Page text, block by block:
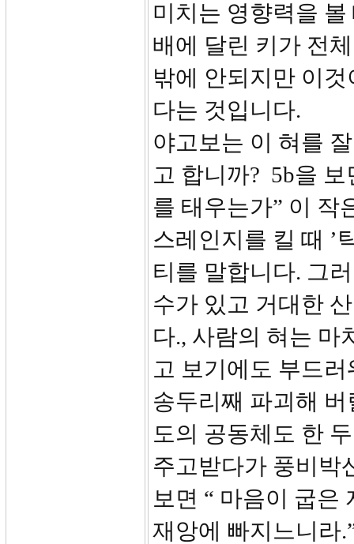
미치는 영향력을
배에 달린 키가 전
밖에 안되지만 이
다는 것입니다.
야고보는 이 혀를
고 합니까? 5b을
를 태우는가” 이 작
스레인지를 킬 때 ’
티를 말합니다. 그
수가 있고 거대한
다., 사람의 혀는 마
고 보기에도 부드
송두리째 파괴해
도의 공동체도 한
주고받다가 풍비박
보면 “ 마음이 굽은
재앙에 빠지느니라